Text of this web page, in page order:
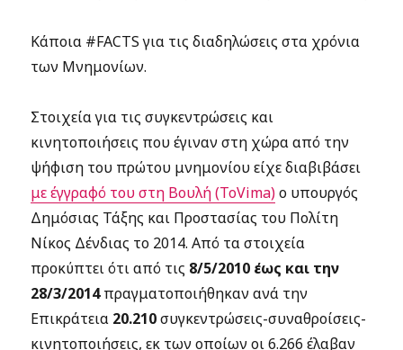
Κάποια #FACTS για τις διαδηλώσεις στα χρόνια
των Μνημονίων.
Στοιχεία για τις συγκεντρώσεις και
κινητοποιήσεις που έγιναν στη χώρα από την
ψήφιση του πρώτου μνημονίου είχε διαβιβάσει
με έγγραφό του στη Βουλή (ToVima)ο υπουργός
Δημόσιας Τάξης και Προστασίας του Πολίτη
Νίκος Δένδιας το 2014. Από τα στοιχεία
προκύπτει ότι από τις 8/5/2010 έως και την
28/3/2014πραγματοποιήθηκαν ανά την
Επικράτεια 20.210συγκεντρώσεις-συναθροίσεις-
κινητοποιήσεις, εκ των οποίων οι 6.266 έλαβαν